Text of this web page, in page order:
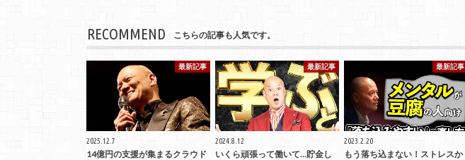
RECOMMEND こちらの記事も人気です。
最新記事
2025.12.7
14億円の支援が集まるクラウド
最新記事
2024.8.12
いくら頑張って働いて…貯金し
最新記事
2023.2.20
もう落ち込まない！ストレスか